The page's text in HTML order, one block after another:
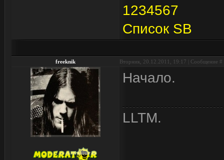
1234567
Список SB
freeknik Вторник, 20.12.2011, 19:17 | Сообщение #
Начало.
LLTM.